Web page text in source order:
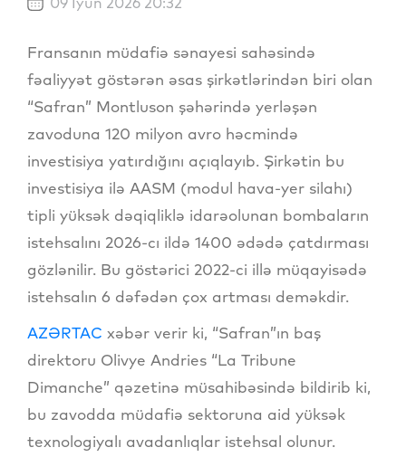
Fransanın müdafiə sənayesi sahəsində
fəaliyyət göstərən əsas şirkətlərindən biri olan
“Safran” Montluson şəhərində yerləşən
zavoduna 120 milyon avro həcmində
investisiya yatırdığını açıqlayıb. Şirkətin bu
investisiya ilə AASM (modul hava-yer silahı)
tipli yüksək dəqiqliklə idarəolunan bombaların
istehsalını 2026-cı ildə 1400 ədədə çatdırması
gözlənilir. Bu göstərici 2022-ci illə müqayisədə
istehsalın 6 dəfədən çox artması deməkdir.
AZƏRTAC xəbər verir ki, “Safran”ın baş
direktoru Olivye Andries “La Tribune
Dimanche” qəzetinə müsahibəsində bildirib ki,
bu zavodda müdafiə sektoruna aid yüksək
texnologiyalı avadanlıqlar istehsal olunur.